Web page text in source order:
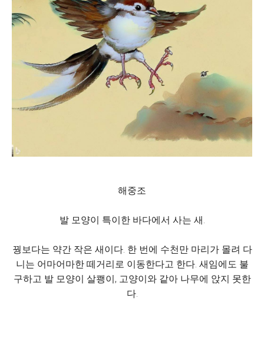
해중조
발 모양이 특이한 바다에서 사는 새.
꿩보다는 약간 작은 새이다. 한 번에 수천만 마리가 몰려 다
니는 어마어마한 떼거리로 이동한다고 한다. 새임에도 불
구하고 발 모양이 살쾡이, 고양이와 같아 나무에 앉지 못한
다.